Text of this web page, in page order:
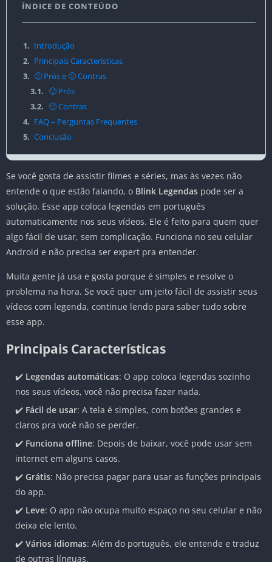
ÍNDICE DE CONTEÚDO
1. Introdução
2. Principais Características
3. 🙂 Prós e 🙁 Contras
3.1. 🙂 Prós
3.2. 🙁 Contras
4. FAQ – Perguntas Frequentes
5. Conclusão
Se você gosta de assistir filmes e séries, mas às vezes não
entende o que estão falando, o Blink Legendas pode ser a
solução. Esse app coloca legendas em português
automaticamente nos seus vídeos. Ele é feito para quem quer
algo fácil de usar, sem complicação. Funciona no seu celular
Android e não precisa ser expert pra entender.
Muita gente já usa e gosta porque é simples e resolve o
problema na hora. Se você quer um jeito fácil de assistir seus
vídeos com legenda, continue lendo para saber tudo sobre
esse app.
Principais Características
✔️ Legendas automáticas: O app coloca legendas sozinho
nos seus vídeos, você não precisa fazer nada.
✔️ Fácil de usar: A tela é simples, com botões grandes e
claros pra você não se perder.
✔️ Funciona offline: Depois de baixar, você pode usar sem
internet em alguns casos.
✔️ Grátis: Não precisa pagar para usar as funções principais
do app.
✔️ Leve: O app não ocupa muito espaço no seu celular e não
deixa ele lento.
✔️ Vários idiomas: Além do português, ele entende e traduz
de outras línguas.